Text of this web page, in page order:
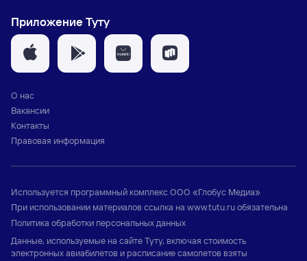
Приложение Туту
О нас
Вакансии
Контакты
Правовая информация
Используется программный комплексООО «Глобус Медиа»
При использовании материалов ссылка на www.tutu.ruобязательна
Политика обработки персональных данных
Данные, используемые на сайте Туту, включая стоимость
электронных авиабилетов и расписание самолетов взяты